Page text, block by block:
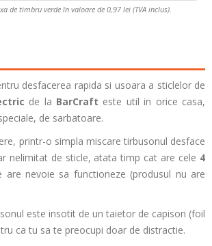
de timbru verde în valoare de 0,97 lei (TVA inclus).
desfacerea rapida si usoara a sticlelor de
de la BarCraft este util in orice casa,
de sarbatoare.
printr-o simpla miscare tirbusonul desface
nelimitat de sticle, atata timp cat are cele 4
are nevoie sa functioneze (produsul nu are
este insotit de un taietor de capison (foil
ca tu sa te preocupi doar de distractie.